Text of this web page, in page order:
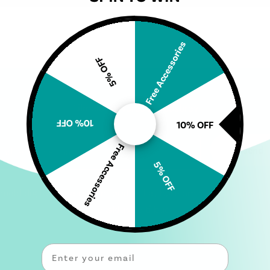
Tilmeld dig vores nyhedsbrev
Indtast din e-mail Indsend
dig for at være den første til at høre om nye kollektioner
Free Accessories
10% OFF
5% OFF
Free Accessories
10% OFF
5% OFF
Email